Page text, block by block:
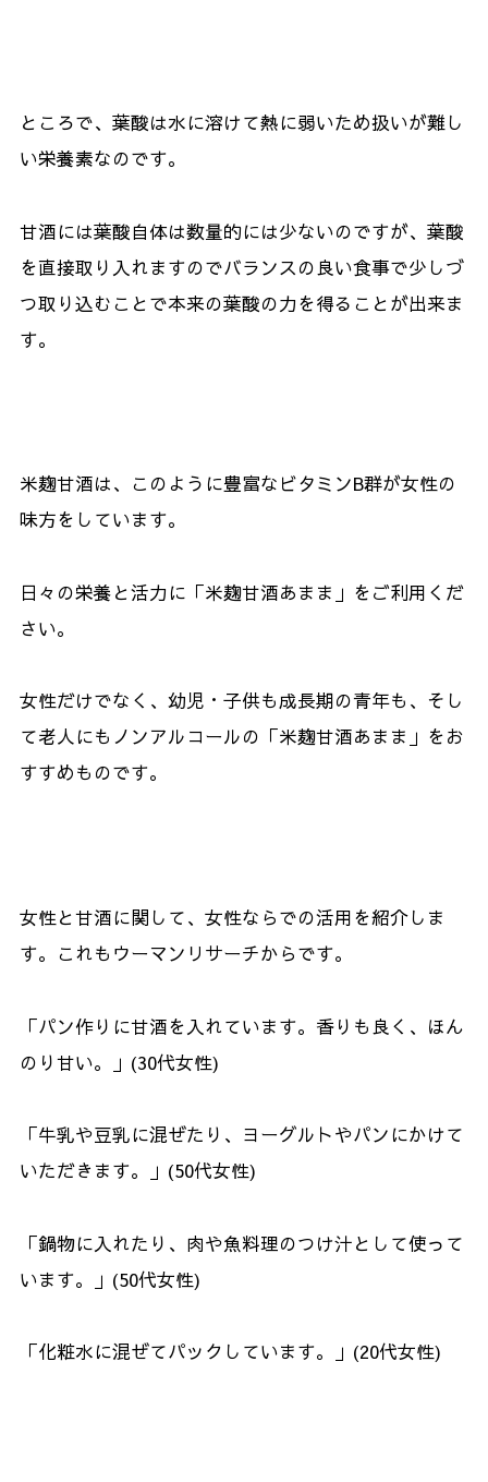
ところで、葉酸は水に溶けて熱に弱いため扱いが難し
い栄養素なのです。
甘酒には葉酸自体は数量的には少ないのですが、葉酸
を直接取り入れますのでバランスの良い食事で少しづ
つ取り込むことで本来の葉酸の力を得ることが出来ま
す。
米麹甘酒は、このように豊富なビタミンB群が女性の
味方をしています。
日々の栄養と活力に「米麹甘酒あまま」をご利用くだ
さい。
女性だけでなく、幼児・子供も成長期の青年も、そし
て老人にもノンアルコールの「米麹甘酒あまま」をお
すすめものです。
女性と甘酒に関して、女性ならでの活用を紹介しま
す。これもウーマンリサーチからです。
「パン作りに甘酒を入れています。香りも良く、ほん
のり甘い。」(30代女性)
「牛乳や豆乳に混ぜたり、ヨーグルトやパンにかけて
いただきます。」(50代女性)
「鍋物に入れたり、肉や魚料理のつけ汁として使って
います。」(50代女性)
「化粧水に混ぜてパックしています。」(20代女性)